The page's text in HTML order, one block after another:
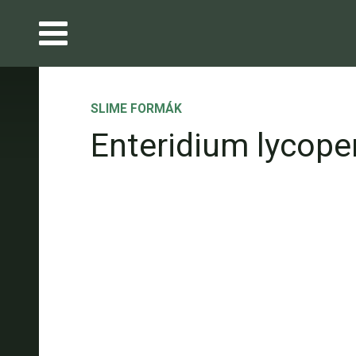
SLIME FORMÁK
Enteridium